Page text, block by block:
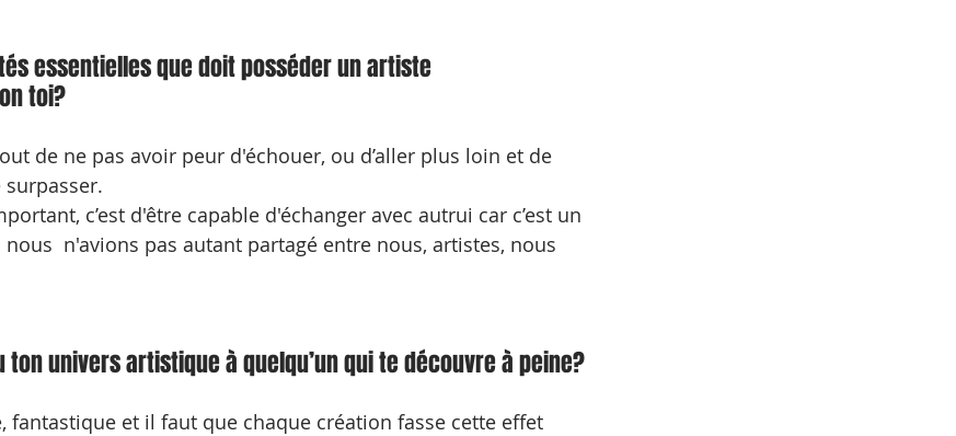
essentielles que doit posséder un artiste
toi?
de ne pas avoir peur d'échouer, ou d’aller plus loin et de
c’est d'être capable d'échanger avec autrui car c’est un
n'avions pas autant partagé entre nous, artistes, nous
univers artistique à quelqu’un qui te découvre à peine?
fantastique et il faut que chaque création fasse cette effet